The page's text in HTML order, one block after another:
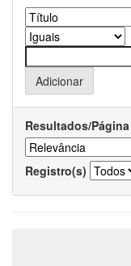
Resultados/Página
Registro(s)